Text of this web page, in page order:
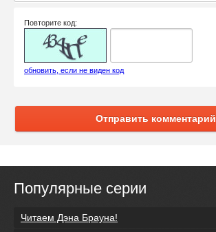
Повторите код:
обновить, если не виден код
Отправить комментарий
Популярные серии
Читаем Дэна Брауна!